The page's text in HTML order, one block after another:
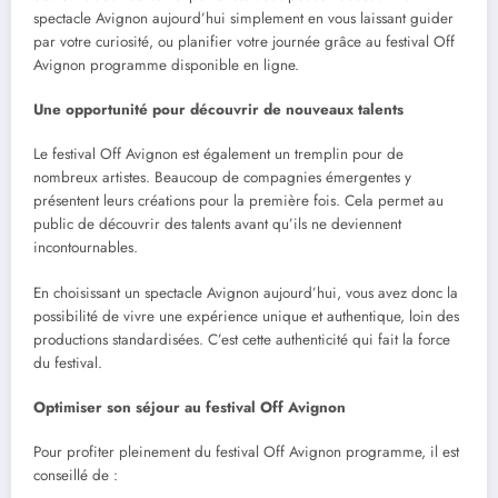
spectacle Avignon aujourd’hui simplement en vous laissant guider
par votre curiosité, ou planifier votre journée grâce au festival Off
Avignon programme disponible en ligne.
Une opportunité pour découvrir de nouveaux talents
Le festival Off Avignon est également un tremplin pour de
nombreux artistes. Beaucoup de compagnies émergentes y
présentent leurs créations pour la première fois. Cela permet au
public de découvrir des talents avant qu’ils ne deviennent
incontournables.
En choisissant un spectacle Avignon aujourd’hui, vous avez donc la
possibilité de vivre une expérience unique et authentique, loin des
productions standardisées. C’est cette authenticité qui fait la force
du festival.
Optimiser son séjour au festival Off Avignon
Pour profiter pleinement du festival Off Avignon programme, il est
conseillé de :